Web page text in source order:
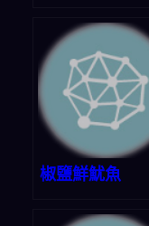
椒鹽鮮魷魚